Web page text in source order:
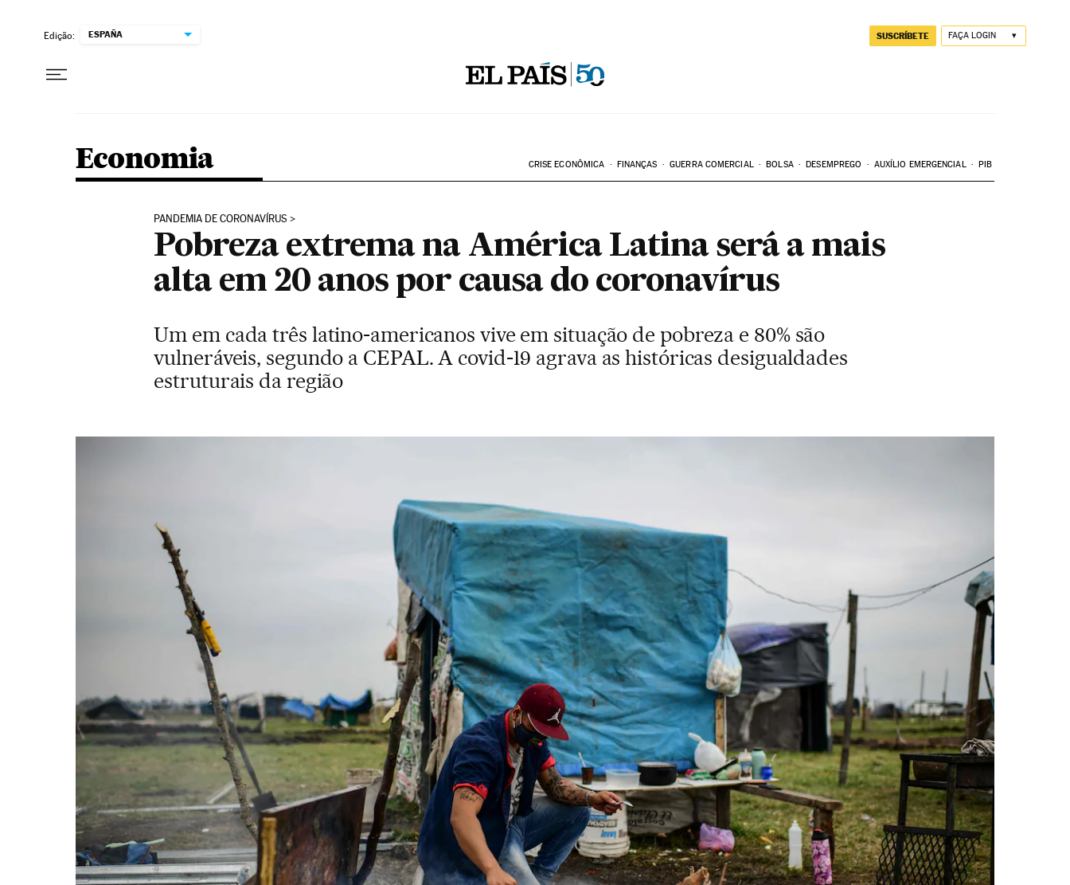
Edição: ESPAÑA SUSCRÍBETE FAÇA LOGIN
Economia CRISE ECONÔMICA FINANÇAS GUERRA COMERCIAL BOLSA DESEMPREGO AUXÍLIO EMERGENCIAL PIB
PANDEMIA DE CORONAVÍRUS
Pobreza extrema na América Latina será a mais
alta em 20 anos por causa do coronavírus
Um em cada três latino-americanos vive em situação de pobreza e 80% são
vulneráveis, segundo a CEPAL. A covid-19 agrava as históricas desigualdades
estruturais da região